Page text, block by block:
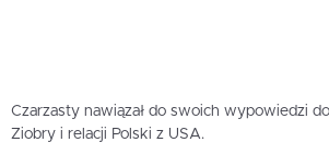
Czarzasty nawiązał do swoich wypowiedzi
Ziobry i relacji Polski z USA.